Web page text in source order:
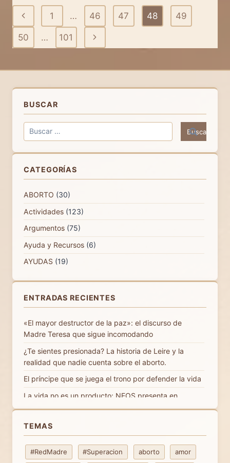
DE
DIBUJO
INFANTIL
SOBRE
LA
Navegación
de
Página
anterior
1 … 46 47 48 49
50 … 101
Siguiente
BUSCAR
Buscar:
CATEGORÍAS
ABORTO (30)
Actividades (123)
Argumentos (75)
Ayuda y Recursos (6)
AYUDAS (19)
ONGs – Asociaciones(15)
COLABORA(3)
concursos(3)
ENLACES(3)
Ideas Fuerza(84)
Internet (1)
Noticias(84)
gobierno
Nacional(7)
ENTRADAS RECIENTES
«El mayor destructor de la paz»: el discurso de
Madre Teresa que sigue incomodando
¿Te sientes presionada? La historia de Leire y la
realidad que nadie cuenta sobre el aborto.
El príncipe que se juega el trono por defender la vida
La vida no es un producto: NEOS presenta en
Valencia el informe «Vida desde el Origen»
Si me dejas vivir: la canción provida que emociona en
5 idiomas
Por qué defender la vida hoy | Torrent Sí a la Vida
TEMAS
#RedMadre #Superacion aborto amor